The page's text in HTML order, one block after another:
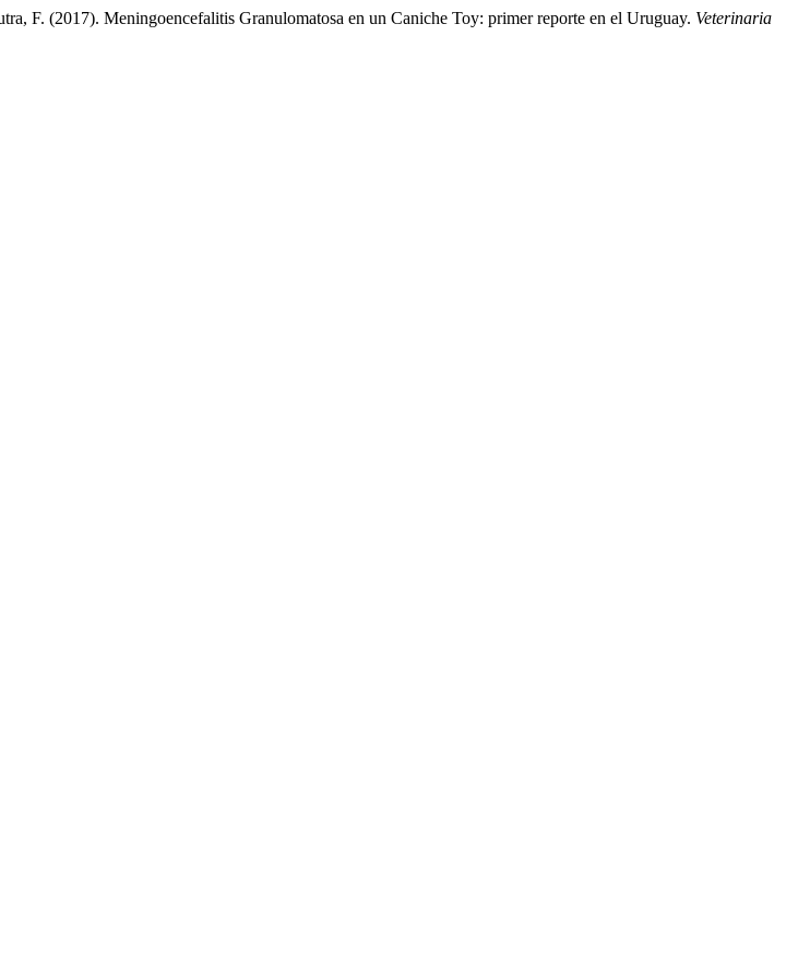
F. (2017). Meningoencefalitis Granulomatosa en un Caniche Toy: primer reporte en el Uruguay. Veterinaria